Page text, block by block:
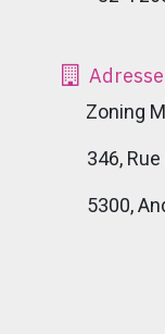
Adresse
Zoning
346, Rue
5300,